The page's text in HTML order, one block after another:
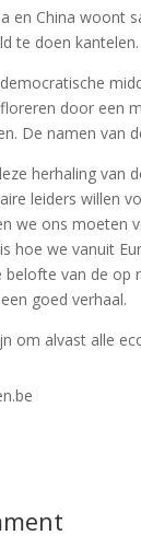
en China woont
te doen kantelen.
door een
De namen van
herhaling van
leiders willen
we ons moeten
hoe we vanuit
belofte van de op
goed verhaal.
om alvast alle